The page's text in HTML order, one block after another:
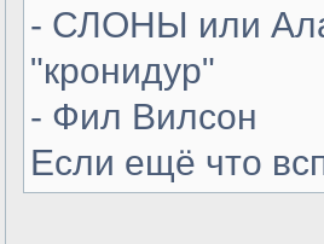
- СЛОНЫ или
"кронидур"
- Фил Вилсон
Если ещё что